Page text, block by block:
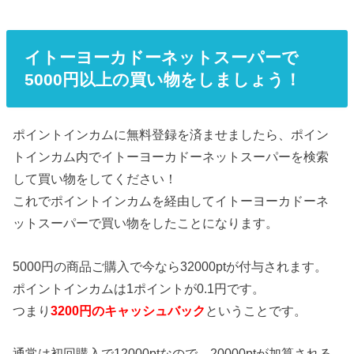
イトーヨーカドーネットスーパーで
5000円以上の買い物をしましょう！
ポイントインカムに無料登録を済ませましたら、ポイン
トインカム内でイトーヨーカドーネットスーパーを検索
して買い物をしてください！
これでポイントインカムを経由してイトーヨーカドーネ
ットスーパーで買い物をしたことになります。
5000円の商品ご購入で今なら32000ptが付与されます。
ポイントインカムは1ポイントが0.1円です。
つまり3200円のキャッシュバック ということです。